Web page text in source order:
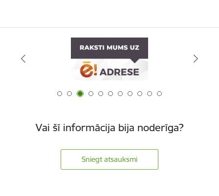
Vai šī informācija bija noderīga?
Sniegt atsauksmi